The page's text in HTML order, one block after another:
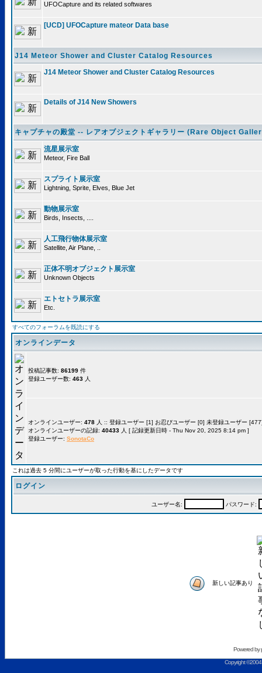
UFOCapture and its related softwares
[UCD] UFOCapture mateor Data base
J14 Meteor Shower and Cluster Catalog Resources
J14 Meteor Shower and Cluster Catalog Resources
Details of J14 New Showers
キャプチャの殿堂 -- レアオブジェクトギャラリー (Rare Object
流星展示室
Meteor, Fire Ball
スプライト展示室
Lightning, Sprite, Elves, Blue Jet
動物展示室
Birds, Insects, ....
人工飛行物体展示室
Satellite, Air Plane, ..
正体不明オブジェクト展示室
Unknown Objects
エトセトラ展示室
Etc.
すべてのフォーラムを既読にする
オンラインデータ
投稿記事数: 86199 件
登録ユーザー数: 463 人
オンラインユーザー: 478 人 :: 登録ユーザー [1] お忍びユーザー [0] 未登録ユーザー
オンラインユーザーの記録: 40433 人 [ 記録更新日時 - Thu Nov 20, 2025 8:14 pm ]
登録ユーザー: SonotaCo
これは過去 5 分間にユーザーが取った行動を基にしたデータです
ログイン
ユーザー名: パスワード:
新しい記事あり
Powered by
Copyright ©2004